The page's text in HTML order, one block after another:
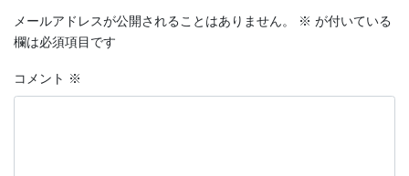
メールアドレスが公開されることはありません。 ※ が付いている
欄は必須項目です
コメント ※